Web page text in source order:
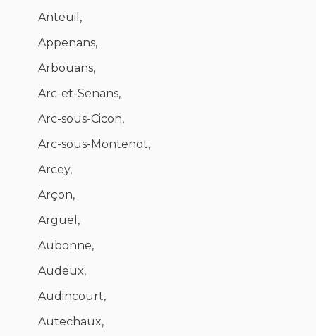
Anteuil,
Appenans,
Arbouans,
Arc-et-Senans,
Arc-sous-Cicon,
Arc-sous-Montenot,
Arcey,
Arçon,
Arguel,
Aubonne,
Audeux,
Audincourt,
Autechaux,